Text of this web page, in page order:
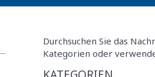
Durchsuchen Sie das
Kategorien oder